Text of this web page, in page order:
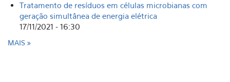
Tratamento de resíduos em células microbianas com
geração simultânea de energia elétrica
17/11/2021 - 16:30
MAIS